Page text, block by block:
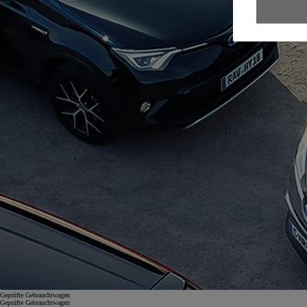
Geprüfte Gebrauchtwagen
Geprüfte Gebrauchtwagen